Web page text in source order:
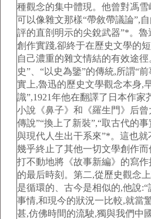
種觀念的集中體現。他曾對馮
可以像雜文那樣“帶敘帶議論”,
評的直剖明示的尖銳武器”*。
創作實踐,卻終于在歷史文學的
自己濃重的雜文情結的有效途
史”、“以史為鑒”的傳統,所謂“
實上,魯迅的歷史文學觀念本身,
識”,1921年他在翻譯了日本作家
小說《鼻子》和《羅生門》后
傳說”“換上了新裝”,“取古代的
與現代人生出干系來”*。這也
幾乎終止了其他一切文學創作
打不動地將《故事新編》的寫
的最后時刻。第二,從歷史觀念
是循環的、古今是相似的,他說
事情,和現今的狀況一比較,就當
甚,仿佛時間的流駛,獨與我們中